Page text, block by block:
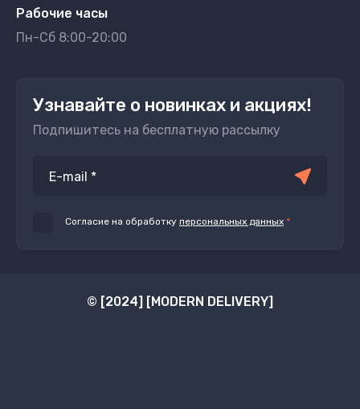
Рабочие часы
Пн-Сб 8:00-20:00
Узнавайте о новинках и акциях!
Подпишитесь на бесплатную рассылку
Согласие на обработку персональных данных *
© [2024] [MODERN DELIVERY]